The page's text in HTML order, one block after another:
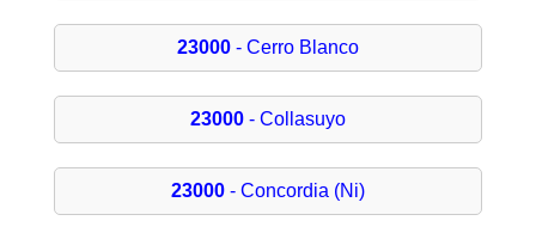
23000- Cerro Blanco
23000- Collasuyo
23000- Concordia (Ni)